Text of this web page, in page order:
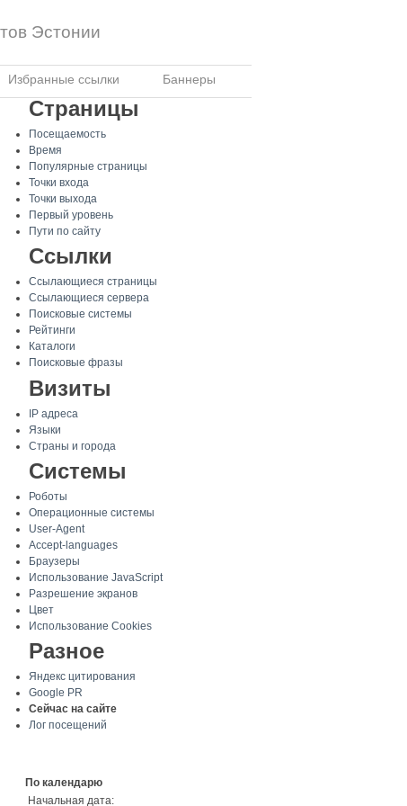
Эстонии
Избранные ссылки Баннеры
Страницы
Посещаемость
Время
Популярные страницы
Точки входа
Точки выхода
Первый уровень
Пути по сайту
Ссылки
Ссылающиеся страницы
Ссылающиеся сервера
Поисковые системы
Рейтинги
Каталоги
Поисковые фразы
Визиты
IP адреса
Языки
Страны и города
Системы
Роботы
Операционные системы
User-Agent
Accept-languages
Браузеры
Использование JavaScript
Разрешение экранов
Цвет
Использование Cookies
Разное
Яндекс цитирования
Google PR
Сейчас на сайте
Лог посещений
По календарю
Начальная дата: